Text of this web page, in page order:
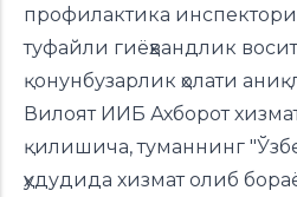
профилактика
туфайли гиёҳвандлик
қонунбузарлик ҳолати
Вилоят ИИБ Ахборот
қилишича, туманнинг
ҳудудида хизмат олиб